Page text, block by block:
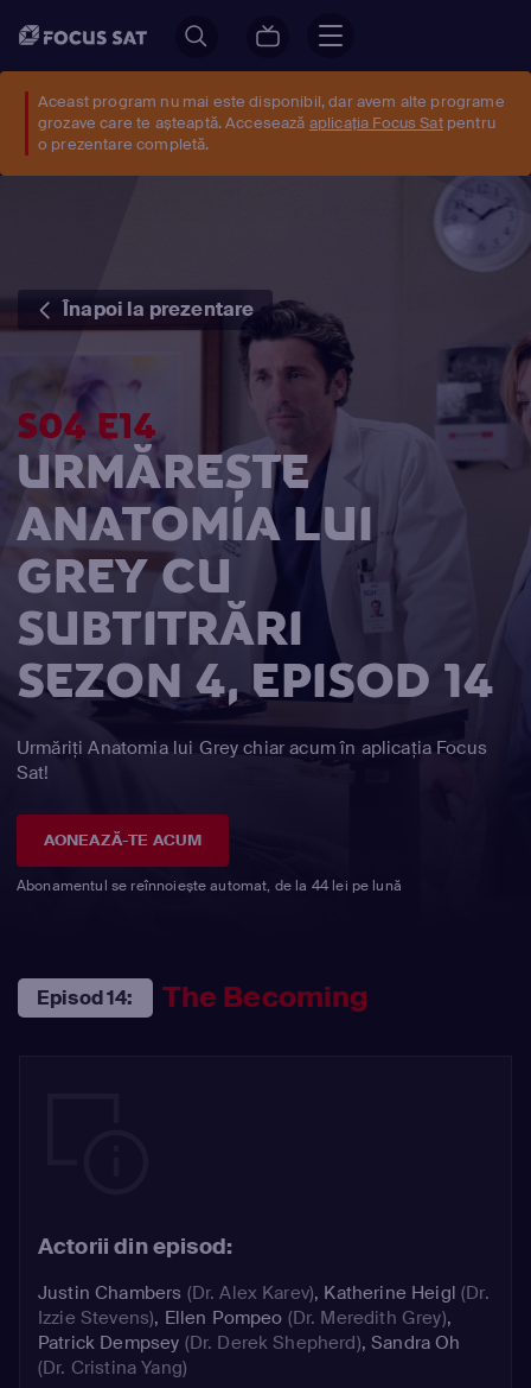
Aceast program nu mai este disponibil, dar avem alte programe
grozave care te așteaptă. Accesează aplicația Focus Satpentru
o prezentare completă.
Înapoi la prezentare
S04 E14
URMĂREȘTE
ANATOMIA LUI
GREY CU
SUBTITRĂRI
SEZON 4, EPISOD 14
Urmăriți Anatomia lui Grey chiar acum în aplicația Focus
Sat!
AONEAZĂ-TE ACUM
Abonamentul se reînnoiește automat, de la 44 lei pe lună
Episod 14: The Becoming
Actorii din episod:
Justin Chambers (Dr. Alex Karev), Katherine Heigl (Dr.
Izzie Stevens), Ellen Pompeo (Dr. Meredith Grey),
Patrick Dempsey (Dr. Derek Shepherd),Sandra Oh
(Dr. Cristina Yang)